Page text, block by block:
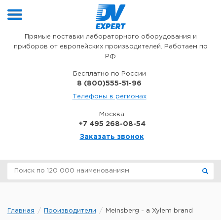
Прямые поставки лабораторного оборудования и
приборов от европейских производителей. Работаем по
РФ
Бесплатно по России
8 (800)555-51-96
Телефоны в регионах
Москва
+7 495 268-08-54
Заказать звонок
Главная Производители Meinsberg - a Xylem brand